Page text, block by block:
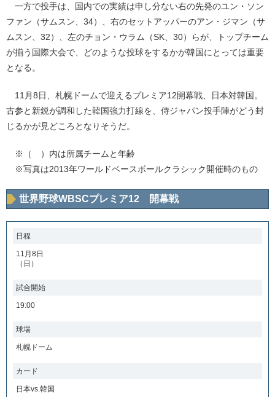
一方で投手は、国内での実績は申し分ない右の先発のユン・ソン
ファン（サムスン、34）、右のセットアッパーのアン・ジマン（サ
ムスン、32）、左のチョン・ウラム（SK、30）らが、トップチーム
が揃う国際大会で、どのような投球をするかが韓国にとっては重要
となる。
11月8日、札幌ドームで迎えるプレミア12開幕戦、日本対韓国。
古参と新鋭が調和した韓国強力打線を、侍ジャパン投手陣がどう封
じるかが見どころとなりそうだ。
※（ ）内は所属チームと年齢
※写真は2013年ワールドベースボールクラシック開催時のもの
世界野球WBSCプレミア12 開幕戦
日程
11月8日
（日）
試合開始
19:00
球場
札幌ドーム
カード
日本vs.韓国